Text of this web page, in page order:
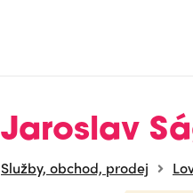
Jaroslav
Služby, obchod, prodej